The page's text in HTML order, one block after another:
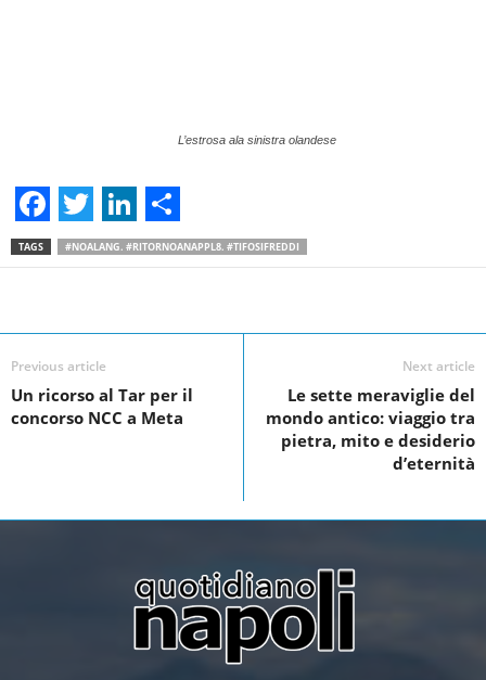
L’estrosa ala sinistra olandese
F
a
e
b
o
T
w
t
t
e
L
i
k
e
d
S
h
r
TAGS #NOALANG. #RITORNOANAPPL8. #TIFOSIFREDDI
Previous article
Un ricorso al Tar per il
concorso NCC a Meta
Next article
Le sette meraviglie del
mondo antico: viaggio tra
pietra, mito e desiderio
d’eternità